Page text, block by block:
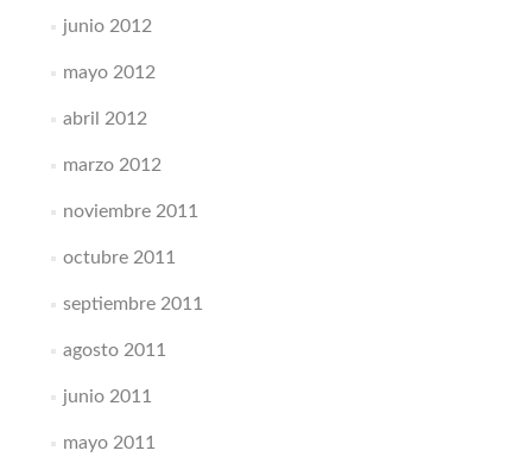
junio 2012
mayo 2012
abril 2012
marzo 2012
noviembre 2011
octubre 2011
septiembre 2011
agosto 2011
junio 2011
mayo 2011